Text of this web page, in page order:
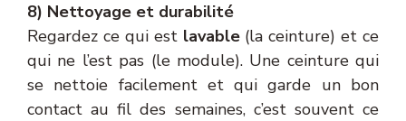
8) Nettoyage et durabilité
Regardez ce qui est lavable(la ceinture) et ce
qui ne l’est pas (le module). Une ceinture qui
se nettoie facilement et qui garde un bon
contact au fil des semaines, c’est souvent ce